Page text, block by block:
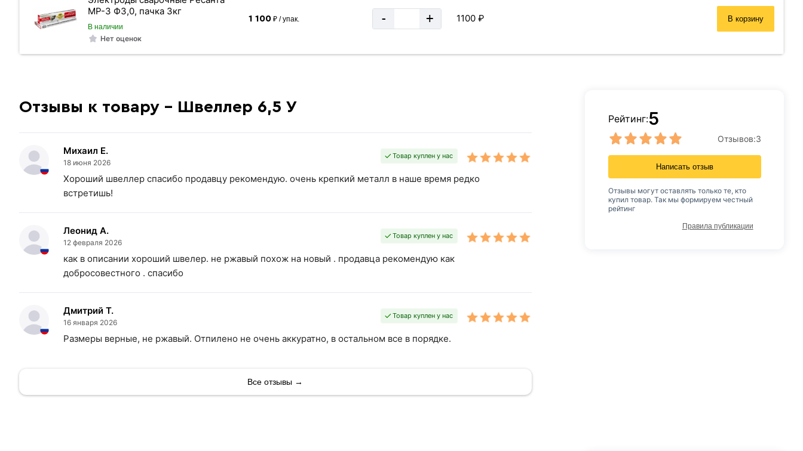
МР-3 Ф3,0, пачка 3кг
В наличии
Нет оценок
1 100₽ / упак. - + 1100 ₽ В корзину
Отзывы к товару - Швеллер 6,5 У
Михаил Е.
18 июня 2026
Товар куплен у нас
Хороший швеллер спасибо продавцу рекомендую. очень крепкий металл в наше время редко
встретишь!
Леонид А.
12 февраля 2026
Товар куплен у нас
как в описании хороший швелер. не ржавый похож на новый . продавца рекомендую как
добросовестного . спасибо
Дмитрий Т.
16 января 2026
Товар куплен у нас
Размеры верные, не ржавый. Отпилено не очень аккуратно, в остальном все в порядке.
Все отзывы →
Рейтинг:5
Отзывов:3
Написать отзыв
Отзывы могут оставлять только те, кто
купил товар. Так мы формируем честный
рейтинг
Правила публикации